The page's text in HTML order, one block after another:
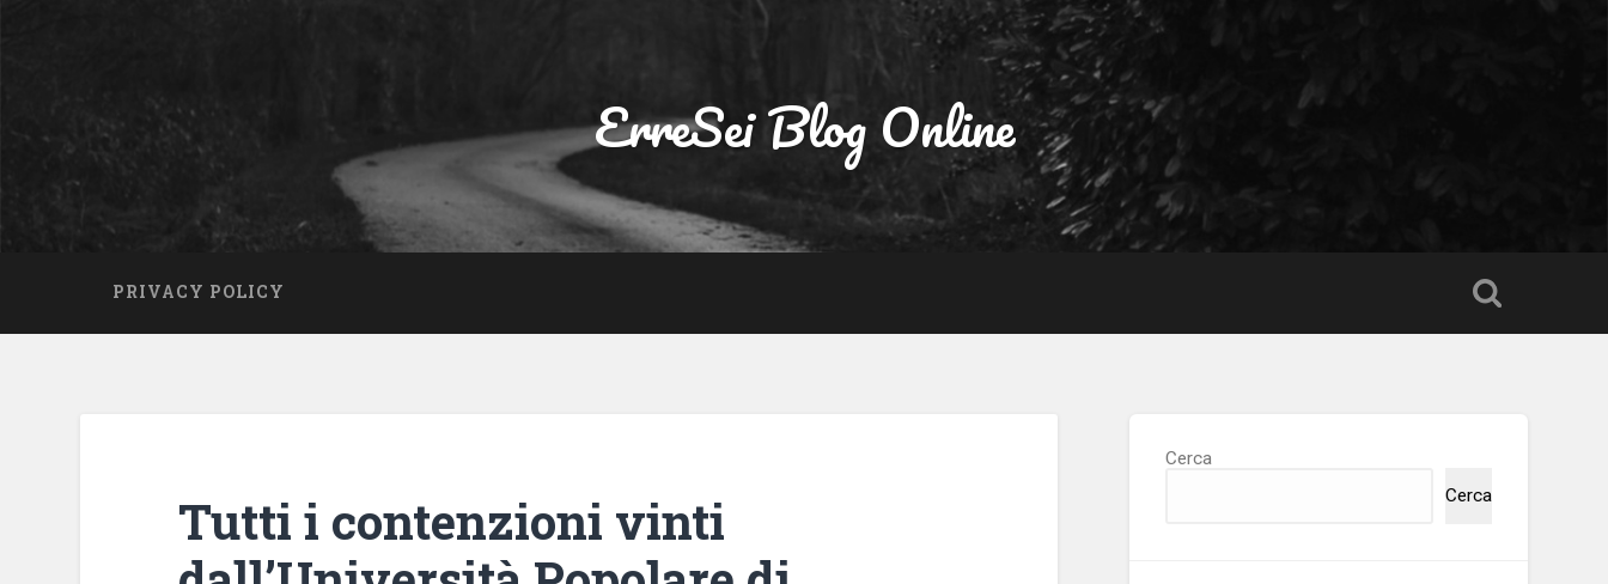
ErreSei Blog Online
PRIVACY POLICY
Tutti i contenzioni vinti
Cerca
Cerca